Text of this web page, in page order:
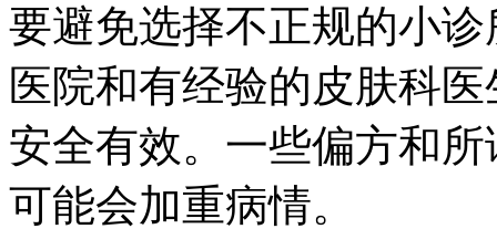
要避免选择不正规的小
医院和有经验的皮肤科
安全有效。一些偏方和
可能会加重病情。